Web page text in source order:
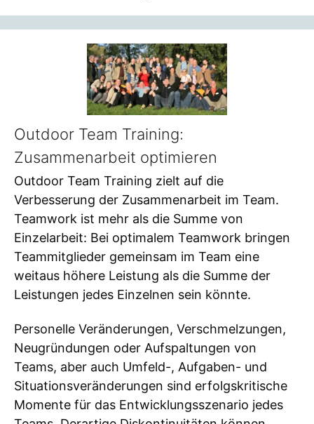
Outdoor Team Training:
Zusammenarbeit optimieren
Outdoor Team Training zielt auf die
Verbesserung der Zusammenarbeit im Team.
Teamwork ist mehr als die Summe von
Einzelarbeit: Bei optimalem Teamwork bringen
Teammitglieder gemeinsam im Team eine
weitaus höhere Leistung als die Summe der
Leistungen jedes Einzelnen sein könnte.
Personelle Veränderungen, Verschmelzungen,
Neugründungen oder Aufspaltungen von
Teams, aber auch Umfeld-, Aufgaben- und
Situationsveränderungen sind erfolgskritische
Momente für das Entwicklungsszenario jedes